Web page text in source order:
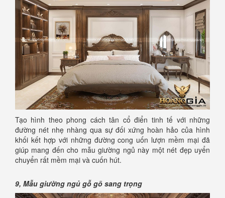
Tạo hình theo phong cách tân cổ điển tinh tế với những
đường nét nhẹ nhàng qua sự đối xứng hoàn hảo của hình
khối kết hợp với những đường cong uốn lượn mềm mại đã
giúp mang đến cho mẫu giường ngủ này một nét đẹp uyển
chuyển rất mềm mại và cuốn hút.
9, Mẫu giường ngủ gỗ gõ sang trọng